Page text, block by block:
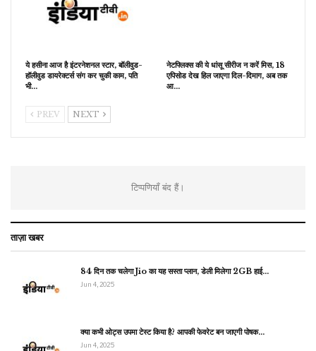
ये हसीना आज है इंटरनेशनल स्टार, बॉलीवुड-
हॉलीवुड डायरेक्टर्स संग कर चुकी काम, पति
भी…
नेटफ्लिक्स की ये धांसू सीरीज न करें मिस, 18
एपिसोड देख हिल जाएगा दिल-दिमाग, अब तक
आ…
PREV NEXT
टिप्पणियाँ बंद हैं।
ताज़ा खबर
84 दिन तक चलेगा Jio का यह सस्ता प्लान, डेली मिलेगा 2GB हाई…
Jun 4, 2025
क्या कभी ओट्स उपमा टेस्ट किया है? आपकी फेवरेट बन जाएगी पोषक…
Jun 4, 2025